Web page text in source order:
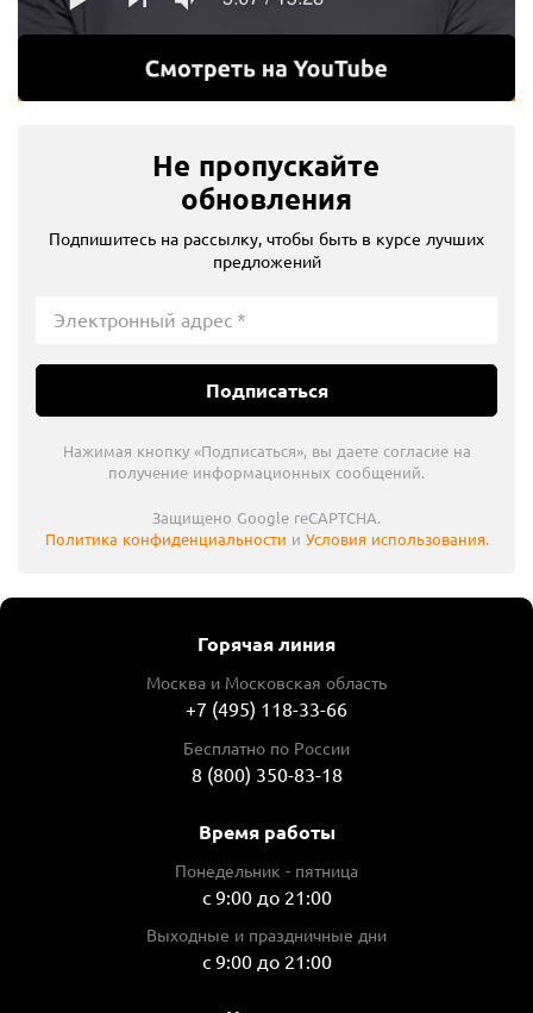
Не пропускайте
обновления
Подпишитесь на рассылку, чтобы быть в курсе лучших
предложений
Подписаться
Нажимая кнопку «Подписаться», вы даете согласие на
получение информационных сообщений.
Защищено Google reCAPTCHA.
Политика конфиденциальности и Условия использования.
Горячая линия
Москва и Московская область
+7 (495) 118-33-66
Бесплатно по России
8 (800) 350-83-18
Время работы
Понедельник - пятница
с 9:00 до 21:00
Выходные и праздничные дни
с 9:00 до 21:00